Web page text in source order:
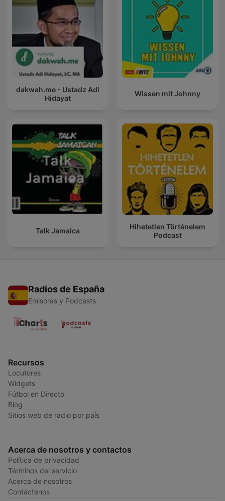
dakwah.me - Ustadz Adi
Hidayat
Wissen mit Johnny
Talk Jamaica
Hihetetlen Történelem
Podcast
Radios de España
Emisoras y Podcasts
Recursos
Locutores
Widgets
Fútbol en Directo
Blog
Sitios web de radio por país
Acerca de nosotros y contactos
Política de privacidad
Términos del servicio
Acerca de nosotros
Contáctenos